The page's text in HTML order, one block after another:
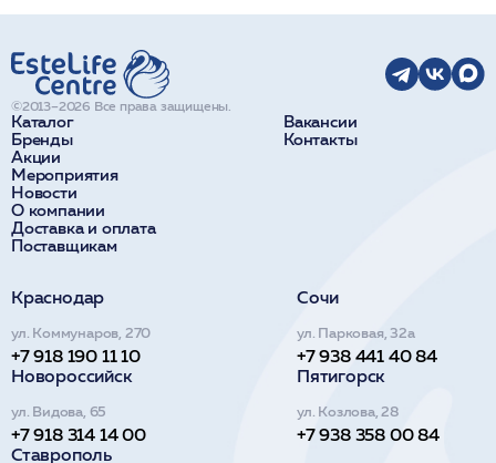
Каталог
Бренды
Акции
Мероприятия
Новости
О компании
Доставка и оплата
Поставщикам
Вакансии
Контакты
©2013–2026 Все права защищены.
Краснодар
ул. Коммунаров, 270
+7 918 190 11 10
Сочи
ул. Парковая, 32а
+7 938 441 40 84
Новороссийск
ул. Видова, 65
+7 918 314 14 00
Пятигорск
ул. Козлова, 28
+7 938 358 00 84
Ставрополь